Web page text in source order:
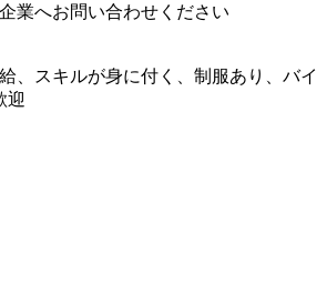
業へお問い合わせください
、スキルが身に付く、制服あり、バイ
迎